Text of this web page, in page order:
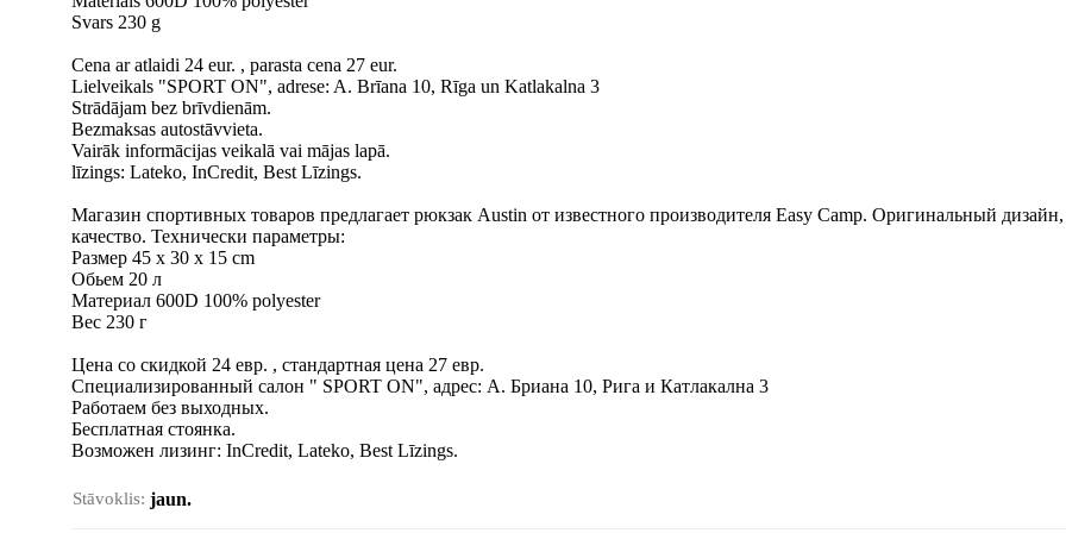
Svars 230 g
Cena ar atlaidi 24 eur. , parasta cena 27 eur.
Lielveikals "SPORT ON", adrese: A. Brīana 10, Rīga un Katlakalna 3
Strādājam bez brīvdienām.
Bezmaksas autostāvvieta.
Vairāk informācijas veikalā vai mājas lapā.
līzings: Lateko, InCredit, Best Līzings.
Магазин спортивных товаров предлагает рюкзак Austin от известного производителя Easy Camp. Oригинальный
качество. Технически параметры:
Размер 45 x 30 x 15 cm
Обьем 20 л
Материал 600D 100% polyester
Вес 230 г
Цена со скидкой 24 евр. , стандартная цена 27 евр.
Специализированный салон " SPORT ON", адрес: А. Бриана 10, Рига и Катлакална 3
Работаем без выходных.
Бесплатная стоянка.
Bозможен лизинг: InCredit, Lateko, Best Līzings.
Stāvoklis: jaun.